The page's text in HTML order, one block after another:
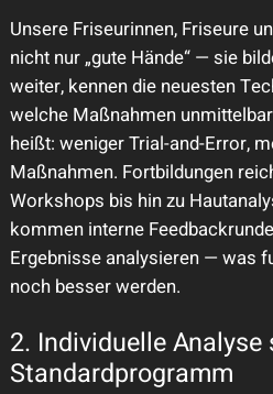
Unsere Friseurinnen, Friseure
nicht nur „gute Hände“ — sie
weiter, kennen die neuesten
welche Maßnahmen
heißt: weniger Trial-and-Error,
Maßnahmen. Fortbildungen
Workshops bis hin zu
kommen interne
Ergebnisse analysieren — was
noch besser werden.
2. Individuelle
Standardprogramm